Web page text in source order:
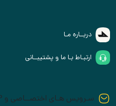
دربــاره مـا
ارتبـاط بـا ما و پشتیبــانی
سـرویس هـای اختصــاصی و VIP